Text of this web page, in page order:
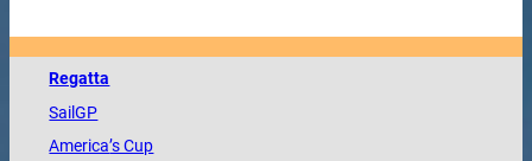
Regatta
SailGP
America’s Cup